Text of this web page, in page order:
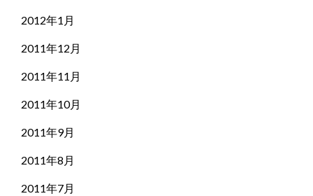
2012年1月
2011年12月
2011年11月
2011年10月
2011年9月
2011年8月
2011年7月